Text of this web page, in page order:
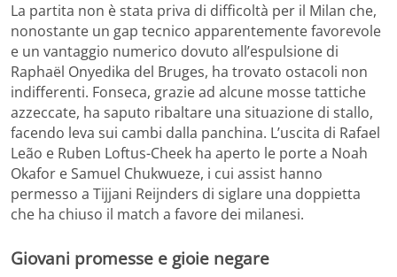
La partita non è stata priva di difficoltà per il Milan che,
nonostante un gap tecnico apparentemente favorevole
e un vantaggio numerico dovuto all’espulsione di
Raphaël Onyedika del Bruges, ha trovato ostacoli non
indifferenti. Fonseca, grazie ad alcune mosse tattiche
azzeccate, ha saputo ribaltare una situazione di stallo,
facendo leva sui cambi dalla panchina. L’uscita di Rafael
Leão e Ruben Loftus-Cheek ha aperto le porte a Noah
Okafor e Samuel Chukwueze, i cui assist hanno
permesso a Tijjani Reijnders di siglare una doppietta
che ha chiuso il match a favore dei milanesi.
Giovani promesse e gioie negare